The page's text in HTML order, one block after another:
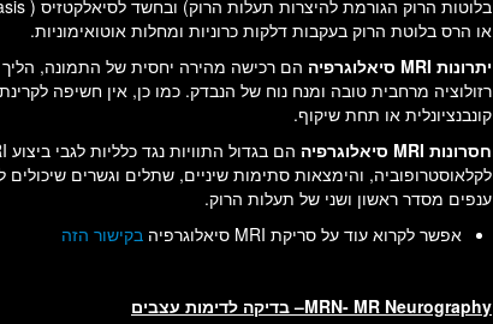
או הרס בלוטת הרוק בעקבות דלקות כרוניות ומחלות אוטואימוניות.
יתרונות MRI סיאלוגרפיה הם רכישה מהירה יחסית של התמונה,
רזולוציה מרחבית טובה ומנח נוח של הנבדק. כמו כן, אין חשיפה
קונבנציונלית או תחת שיקוף.
חסרונות MRI סיאלוגרפיה
לקלאוסטרופוביה, והימצאות סתימות שיניים, שתלים וגשרים שיכולים
ענפים מסדר ראשון ושני של תעלות הרוק.
אפשר לקרוא עוד על סריקת MRI סיאלוגרפיה
בקישור הזה
MRN- MR Neurography– בדיקה לדימות עצבים